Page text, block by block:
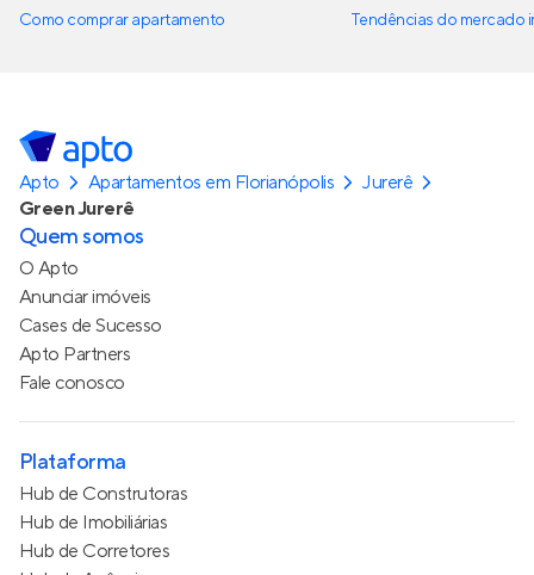
Como comprar apartamento
Tendências do mercado
Apto Apartamentos em Florianópolis
Jurerê
Green Jurerê
Quem somos
O Apto
Anunciar imóveis
Cases de Sucesso
Apto Partners
Fale conosco
Plataforma
Hub de Construtoras
Hub de Imobiliárias
Hub de Corretores